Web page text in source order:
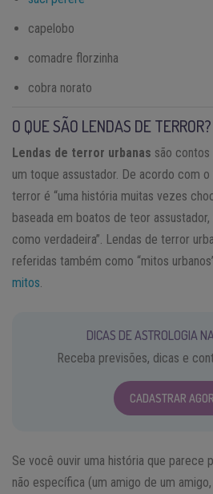
capelobo
comadre florzinha
cobra norato
O QUE SÃO LENDAS DE TERROR?
Lendas de terror urbanas são
um toque assustador. De acordo com
terror é “uma história muitas vezes
baseada em boatos de teor
como verdadeira”. Lendas de terror
referidas também como “mitos
mitos
DICAS DE ASTROLOGIA
Receba previsões, dicas e
CADASTRAR
Se você ouvir uma história que parece
não específica (um amigo de um